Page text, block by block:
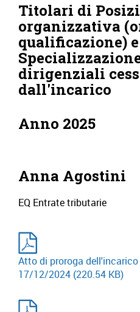
Titolari di
organizzativa
qualificazione)
dirigenziali
dall'incarico
Anno 2025
Anna Agostini
EQ Entrate tributarie
Atto di proroga dell'incarico
17/12/2024 (220.54 KB)